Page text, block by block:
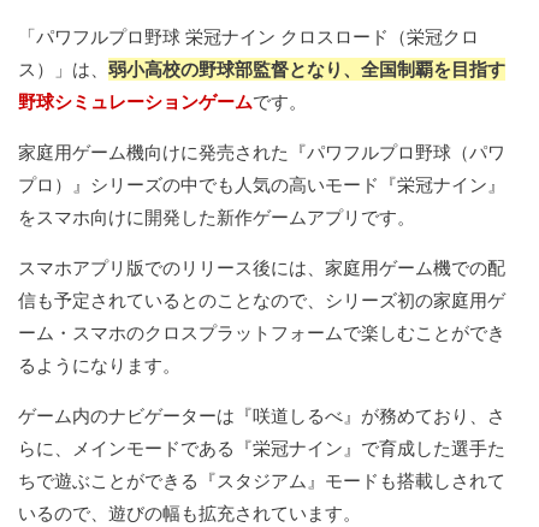
「パワフルプロ野球 栄冠ナイン クロスロード（栄冠クロ
ス）」は、 弱小高校の野球部監督となり、全国制覇を目指す
野球シミュレーションゲームです。
家庭用ゲーム機向けに発売された『パワフルプロ野球（パワ
プロ）』シリーズの中でも人気の高いモード『栄冠ナイン』
をスマホ向けに開発した新作ゲームアプリです。
スマホアプリ版でのリリース後には、家庭用ゲーム機での配
信も予定されているとのことなので、シリーズ初の家庭用ゲ
ーム・スマホのクロスプラットフォームで楽しむことができ
るようになります。
ゲーム内のナビゲーターは『咲道しるべ』が務めており、さ
らに、メインモードである『栄冠ナイン』で育成した選手た
ちで遊ぶことができる『スタジアム』モードも搭載しされて
いるので、遊びの幅も拡充されています。